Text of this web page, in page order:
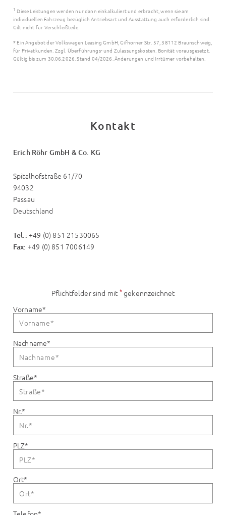
1 Diese Leistungen werden nur dann einkalkuliert und erbracht, wenn sie am
individuellen Fahrzeug bezüglich Antriebsart und Ausstattung auch erforderlich sind.
Gilt nicht für Verschleißteile.
* Ein Angebot der Volkswagen Leasing GmbH, Gifhorner Str. 57, 38112 Braunschweig,
für Privatkunden. Zzgl. Überführungs- und Zulassungskosten. Bonität vorausgesetzt.
Gültig bis zum 30.06.2026. Stand 04/2026. Änderungen und Irrtümer vorbehalten.
Kontakt
Erich Röhr GmbH & Co. KG
Spitalhofstraße 61/70
94032
Passau
Deutschland
Tel.: +49 (0) 851 21530065
Fax: +49 (0) 851 7006149
Pflichtfelder sind mit *gekennzeichnet
Vorname*
Nachname*
Straße*
Nr.*
PLZ*
Ort*